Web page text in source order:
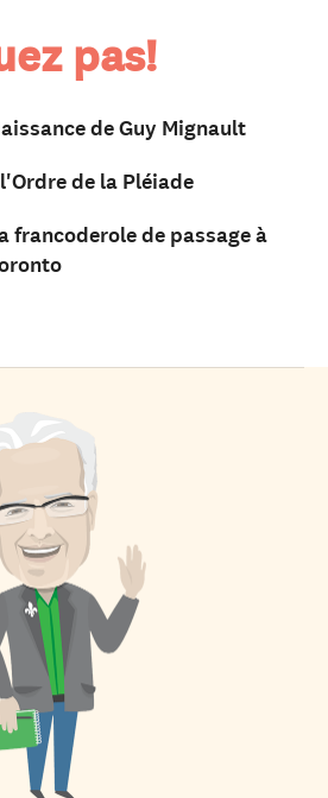
pas!
de Guy Mignault
de la Pléiade
francoderole de passage à